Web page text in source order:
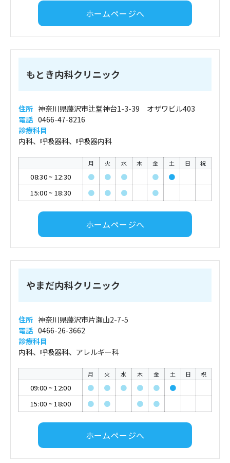
ホームページへ
もとき内科クリニック
住所 神奈川県藤沢市辻堂神台1-3-39 オザワビル403
電話 0466-47-8216
診療科目
内科、呼吸器科、呼吸器内科
月 火 水 木 金 土 日 祝
08:30~ 12:30 ● ● ● ●
●
15:00~ 18:30 ● ● ● ●
ホームページへ
やまだ内科クリニック
住所 神奈川県藤沢市片瀬山2-7-5
電話 0466-26-3662
診療科目
内科、呼吸器科、アレルギー科
月 火 水 木 金 土 日 祝
09:00 ~12:00 ● ● ● ● ●
●
15:00 ~18:00 ● ● ● ●
ホームページへ